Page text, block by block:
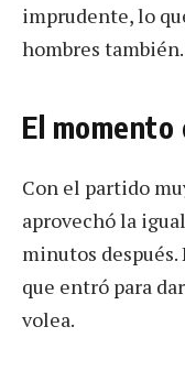
imprudente, lo
hombres también.
El momento
Con el partido
aprovechó la
minutos
que entró para
volea.